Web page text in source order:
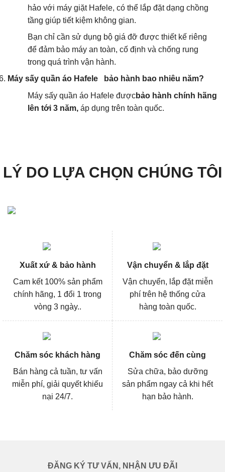
hảo với máy giặt Hafele, có thể lắp đặt dạng chồng
tầng giúp tiết kiệm không gian.
Bạn chỉ cần sử dụng bộ giá đỡ được thiết kế riêng
để đảm bảo máy an toàn, cố định và chống rung
trong quá trình vận hành.
Máy sấy quần áo Hafele bảo hành bao nhiêu năm?
Máy sấy quần áo Hafele đượcbảo hành chính hãng
lên tới 3 năm, áp dụng trên toàn quốc.
LÝ DO LỰA CHỌN CHÚNG TÔI
Xuất xứ & bảo hành
Cam kết 100% sản phẩm
chính hãng, 1 đổi 1 trong
vòng 3 ngày..
Vận chuyển & lắp đặt
Vận chuyển, lắp đặt miễn
phí trên hệ thống cửa
hàng toàn quốc.
Chăm sóc khách hàng
Bán hàng cả tuần, tư vấn
miễn phí, giải quyết khiếu
nại 24/7.
Chăm sóc đến cùng
Sửa chữa, bảo dưỡng
sản phẩm ngay cả khi hết
hạn bảo hành.
ĐĂNG KÝ TƯ VẤN, NHẬN ƯU ĐÃI